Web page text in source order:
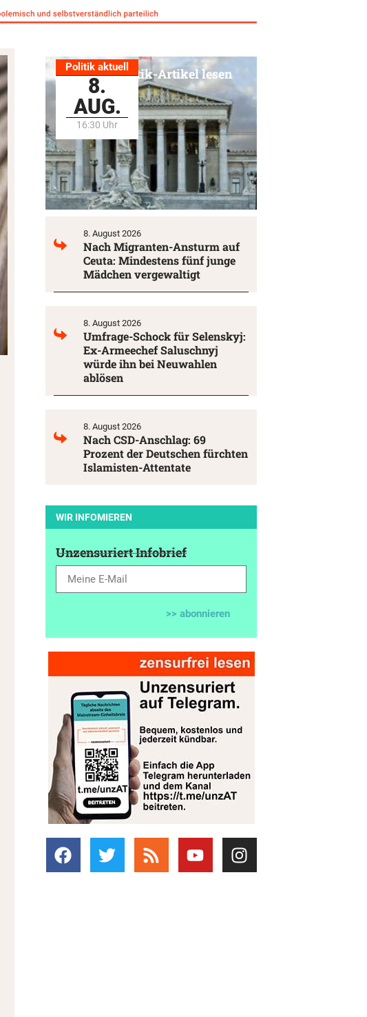
Politik aktuell
8.
AUG.
16:30 Uhr
Alle Politik-Artikel lesen
8. August 2026
Nach Migranten-Ansturm auf
Ceuta: Mindestens fünf junge
Mädchen vergewaltigt
8. August 2026
Umfrage-Schock für Selenskyj:
Ex-Armeechef Saluschnyj
würde ihn bei Neuwahlen
ablösen
8. August 2026
Nach CSD-Anschlag: 69
Prozent der Deutschen fürchten
Islamisten-Attentate
WIR INFOMIEREN
Unzensuriert Infobrief
>> abonnieren